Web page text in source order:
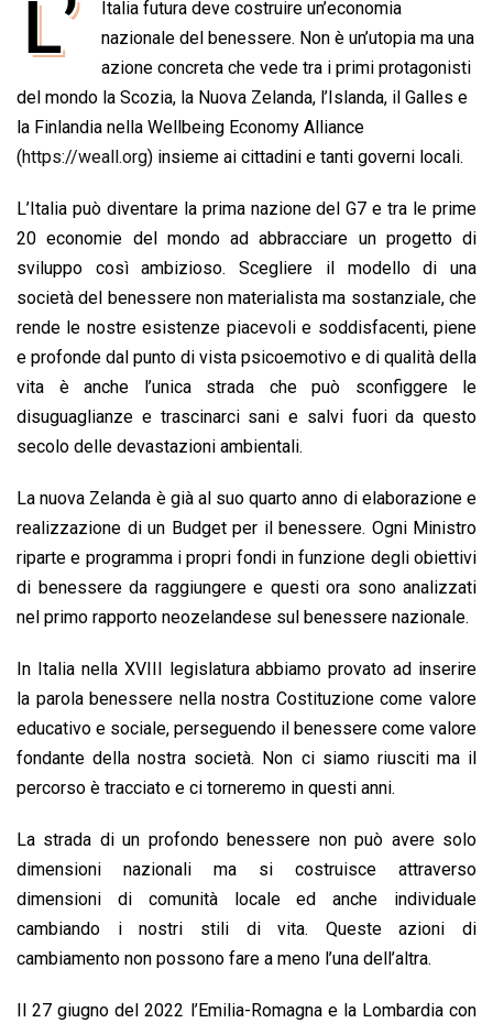
o
o
k
a
t
s
A
p
p
n
k
e
d
I
n
r
e
a
d
s
a
i
l
p
y
L
i
n
k
i
n
t
L’
Italia futura deve costruire un’economia
nazionale del benessere. Non è un’utopia ma una
azione concreta che vede tra i primi protagonisti
del mondo la Scozia, la Nuova Zelanda, l’Islanda, il Galles e
la Finlandia nella Wellbeing Economy Alliance
(https://weall.org) insieme ai cittadini e tanti governi locali.
L’Italia può diventare la prima nazione del G7 e tra le prime
20 economie del mondo ad abbracciare un progetto di
sviluppo così ambizioso. Scegliere il modello di una
società del benessere non materialista ma sostanziale, che
rende le nostre esistenze piacevoli e soddisfacenti, piene
e profonde dal punto di vista psicoemotivo e di qualità della
vita è anche l’unica strada che può sconfiggere le
disuguaglianze e trascinarci sani e salvi fuori da questo
secolo delle devastazioni ambientali.
La nuova Zelanda è già al suo quarto anno di elaborazione e
realizzazione di un Budget per il benessere. Ogni Ministro
riparte e programma i propri fondi in funzione degli obiettivi
di benessere da raggiungere e questi ora sono analizzati
nel primo rapporto neozelandese sul benessere nazionale.
In Italia nella XVIII legislatura abbiamo provato ad inserire
la parola benessere nella nostra Costituzione come valore
educativo e sociale, perseguendo il benessere come valore
fondante della nostra società. Non ci siamo riusciti ma il
percorso è tracciato e ci torneremo in questi anni.
La strada di un profondo benessere non può avere solo
dimensioni nazionali ma si costruisce attraverso
dimensioni di comunità locale ed anche individuale
cambiando i nostri stili di vita. Queste azioni di
cambiamento non possono fare a meno l’una dell’altra.
Il 27 giugno del 2022 l’Emilia-Romagna e la Lombardia con